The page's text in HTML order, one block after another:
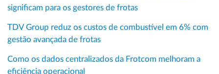
significam para os gestores de frotas
TDV Group reduz os custos de combustível em 6% com
gestão avançada de frotas
Como os dados centralizados da Frotcom melhoram a
eficiência operacional